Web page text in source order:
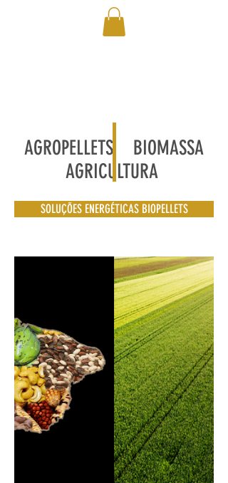
AGROPELLETS BIOMASSA
AGRICULTURA
SOLUÇÕES ENERGÉTICAS BIOPELLETS